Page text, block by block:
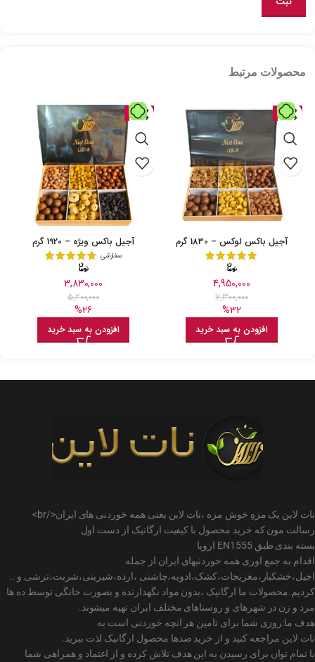
محصولات مرتبط
حراج
آجیل باکس لوکس – 1830 گرم
4,950,000
7,300,000
%32
افزودن به سبد خرید
حراج
آجیل باکس ویژه – 1920 گرم
سفارشی
3,830,000
5,200,000
%26
افزودن به سبد خرید
نات لاین یک مزهِ خوش مزه ،نات لاین یعنی همه خوردنی های ایران</br>
رسالت مون که خرید محصول با کیفیت ارگانیک از دست اول
بسته بندی طبق EN1555 اروپا
اقدام به جمع اوری همه خوردنیهای ایران از جمله
اجیل،خشکبار،مغزیجات،کشک،ادویه،چاشنی ،ارده،شیرینی،شربت،ترشی و ..
کردیم.محصولات ما ارگانیک ،بدون مواد نگهدارنده و بصورت خانگی توسط ده ها
مرد و زن در شهرهای و روستاهای مختلف ایران تهیه میشوند.
هدف ما:روزی شما برای تامین هر انچه خوردنی است به
نات لاین مراجعه کنید و از خرید صدها محصول ارگانیک لذت ببرید.
با تمام توان برای رسیدن به این هدف تلاش کرده و از اعتماد و همراهی شما